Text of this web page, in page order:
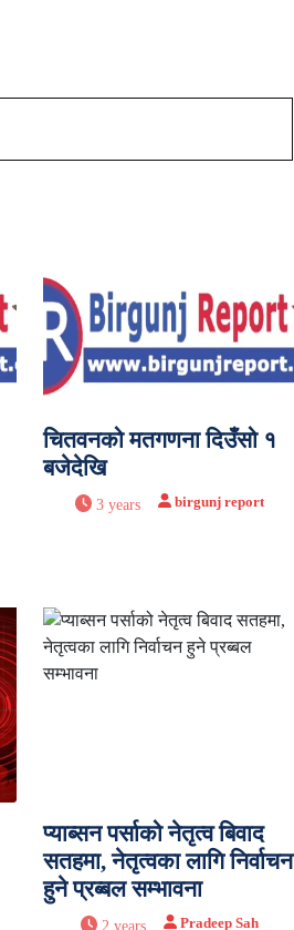
चितवनको मतगणना दिउँसो १
बजेदेखि
3 years birgunj report
प्याब्सन पर्साको नेतृत्व बिवाद
सतहमा, नेतृत्वका लागि निर्वाचन
हुने प्रब्बल सम्भावना
2 years Pradeep Sah